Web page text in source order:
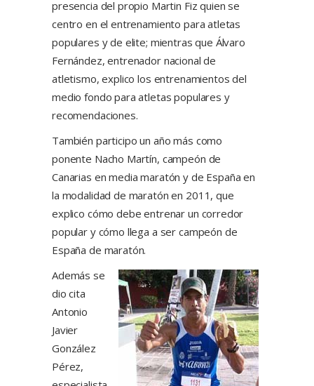
presencia del propio Martin Fiz quien se
centro en el entrenamiento para atletas
populares y de elite; mientras que Álvaro
Fernández, entrenador nacional de
atletismo, explico los entrenamientos del
medio fondo para atletas populares y
recomendaciones.
También participo un año más como
ponente Nacho Martín, campeón de
Canarias en media maratón y de España en
la modalidad de maratón en 2011, que
explico cómo debe entrenar un corredor
popular y cómo llega a ser campeón de
España de maratón.
Además se
dio cita
Antonio
Javier
González
Pérez,